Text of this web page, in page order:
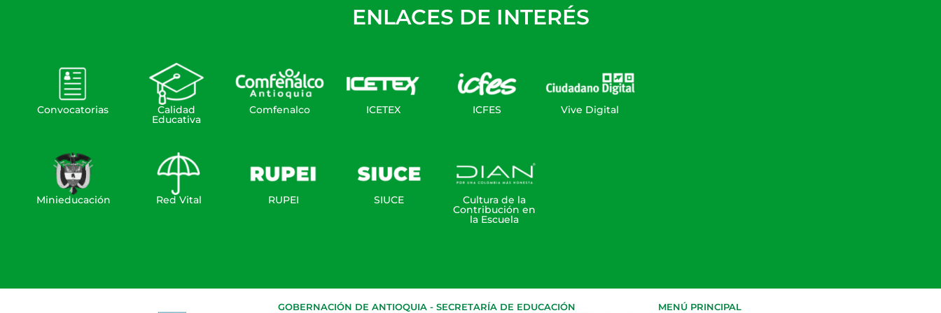
ENLACES DE INTERÉS
Convocatorias Calidad
Educativa
Comfenalco ICETEX ICFES Vive Digital
Minieducación Red Vital RUPEI SIUCE Cultura de la
Contribución en
la Escuela
GOBERNACIÓN DE ANTIOQUIA - SECRETARÍA DE EDUCACIÓN
MENÚ PRINCIPAL